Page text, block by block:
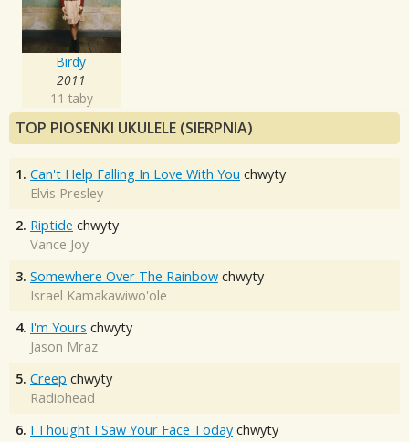
Birdy
2011
11 taby
TOP PIOSENKI UKULELE (SIERPNIA)
1. Can't Help Falling In Love With You chwyty
Elvis Presley
2. Riptide chwyty
Vance Joy
3. Somewhere Over The Rainbow chwyty
Israel Kamakawiwo'ole
4. I'm Yours chwyty
Jason Mraz
5. Creep chwyty
Radiohead
6. I Thought I Saw Your Face Today chwyty